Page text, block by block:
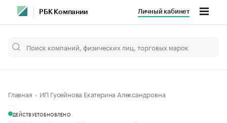
РБК Компании Личный кабинет
Главная ИП Гусейнова Екатерина Александровна
ДЕЙСТВУЕТОБНОВЛЕНО